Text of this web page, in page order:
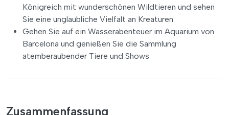
Königreich mit wunderschönen Wildtieren und sehen
Sie eine unglaubliche Vielfalt an Kreaturen
Gehen Sie auf ein Wasserabenteuer im Aquarium von
Barcelona und genießen Sie die Sammlung
atemberaubender Tiere und Shows
Zusammenfassung